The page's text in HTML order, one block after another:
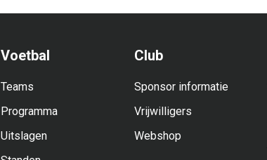
Voetbal
Teams
Programma
Uitslagen
Club
Sponsor informatie
Vrijwilligers
Webshop